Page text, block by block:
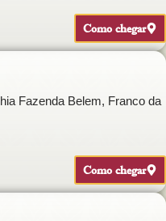
Como chegar
Fazenda Belem, Franco da
Como chegar